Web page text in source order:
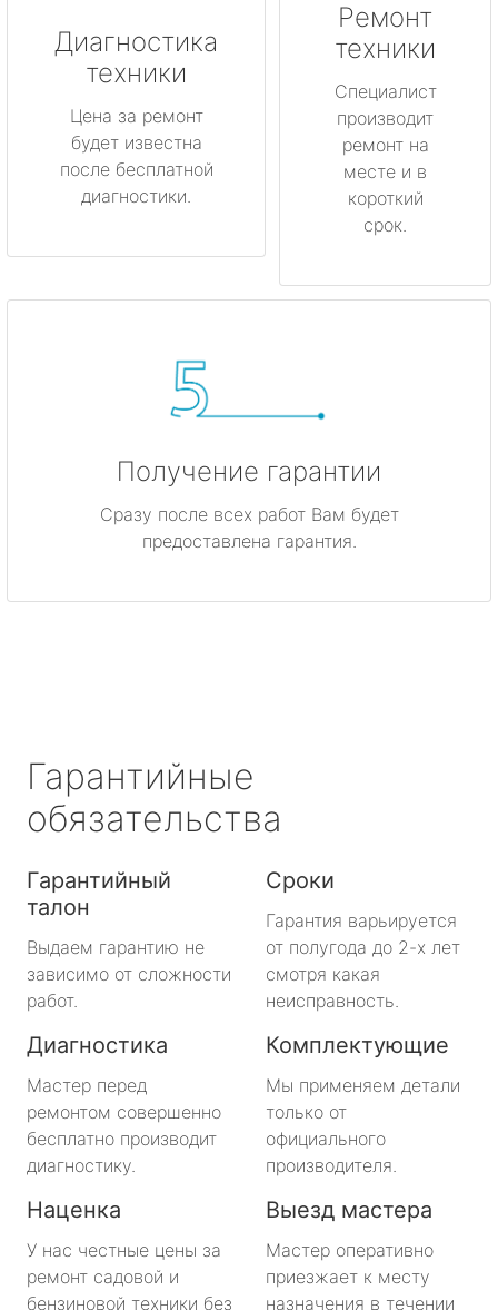
Диагностика
техники
Цена за ремонт
будет известна
после бесплатной
диагностики.
Ремонт
техники
Специалист
производит
ремонт на
месте и в
короткий
срок.
Получение гарантии
Сразу после всех работ Вам будет
предоставлена гарантия.
Гарантийные
обязательства
Гарантийный
талон
Выдаем гарантию не
зависимо от сложности
работ.
Сроки
Гарантия варьируется
от полугода до 2-х лет
смотря какая
неисправность.
Диагностика
Мастер перед
ремонтом совершенно
бесплатно производит
диагностику.
Комплектующие
Мы применяем детали
только от
официального
производителя.
Наценка
У нас честные цены за
ремонт садовой и
бензиновой техники без
Выезд мастера
Мастер оперативно
приезжает к месту
назначения в течении